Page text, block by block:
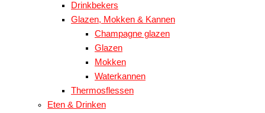
Drinkbekers
Glazen, Mokken & Kannen
Champagne glazen
Glazen
Mokken
Waterkannen
Thermosflessen
Eten & Drinken